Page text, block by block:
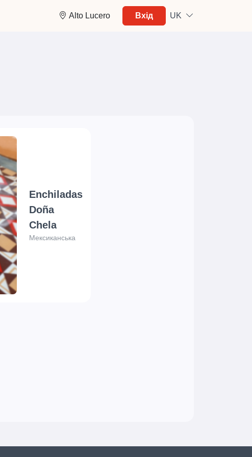
Alto Lucero Вхід UK
Enchiladas
Doña
Chela
Мексиканська